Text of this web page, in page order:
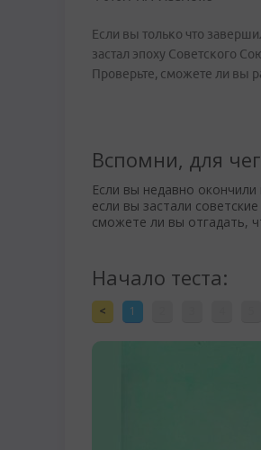
Если вы только что
застал эпоху Советского
Проверьте, сможете ли вы